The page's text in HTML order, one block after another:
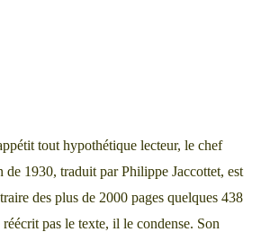
tout hypothétique lecteur, le chef
de 1930, traduit par Philippe Jaccottet, est
des plus de 2000 pages quelques 438
pas le texte, il le condense. Son